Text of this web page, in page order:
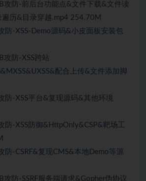
攻防-前后台功能点&文件下载&文件读
历&目录穿越.mp4 254.70M
防-XSS-Demo源码&小皮面板安装包
防-XSS跨站
配合上传&文件添加脚
防-XSS平台&复现源码&其他环境
防-XSS防御&HttpOnly&CSP&靶场工
防-CSRF&复现CMS&本地Demo等源
防-SSRF服务端请求&Gopher伪协议